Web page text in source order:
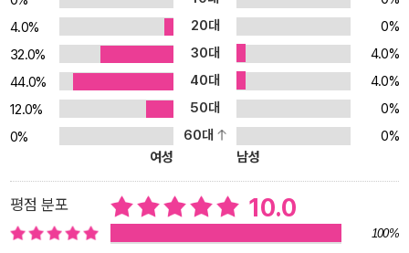
메달 수상 작가 댄 샌탯을 통해 독특한 울림을 주는 새로운 캐릭터로
다시 태어났습니다. 높은 담 위에 있던 험프티 덤프티가 땅으로 떨어
져 산산조각이 난 뒤, 그에게는 어떤 일이 일어났을까요? 《비클의 모
험》, 《아직 멀었어요》 등의 그림책에서 유쾌하면서도 깊이 있는 상상
력으로 독자들을 사로잡은 댄 샌탯의 이야기는 바로 이 질문에서 시
작됩니다. 높은 곳을 좋아하는 둥근 알, 험프티 덤프티 담에서 ‘쿵’ 추
락한 뒤에 펼쳐진 놀라운 스토리! 주인공 험프티 덤프티는 둥글고 깨
지기 쉬운 알이지만 놀랍게도 높은 곳을 좋아합니다. 하늘을 나는 새
들을 가까이에서 관찰하기를 아주 좋아하기 때문이지요. 하지만 높은
담에서 떨어져 무참히 부서지고 난 뒤, 험프티 덤프티는 높은 곳을 두
4.0%
20대
0%
32.0%
30대
4.0%
44.0%
40대
4.0%
12.0%
50대
0%
0%
60대
0%
여성
남성
평점 분포 10.0
100%